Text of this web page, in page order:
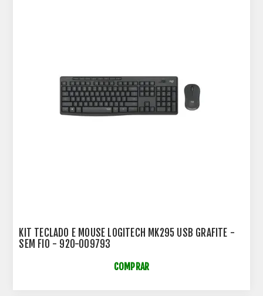
KIT TECLADO E MOUSE LOGITECH MK295 USB GRAFITE -
SEM FIO - 920-009793
COMPRAR